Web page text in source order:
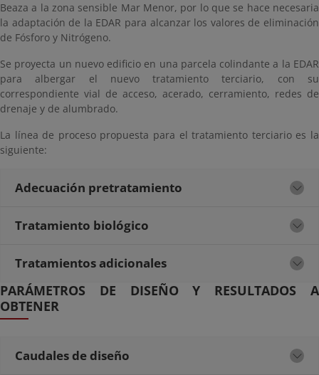
Beaza a la zona sensible Mar Menor, por lo que se hace necesaria
la adaptación de la EDAR para alcanzar los valores de eliminación
de Fósforo y Nitrógeno.
Se proyecta un nuevo edificio en una parcela colindante a la EDAR
para albergar el nuevo tratamiento terciario, con su
correspondiente vial de acceso, acerado, cerramiento, redes de
drenaje y de alumbrado.
La línea de proceso propuesta para el tratamiento terciario es la
siguiente:
Adecuación pretratamiento
Tratamiento biológico
Tratamientos adicionales
PARÁMETROS DE DISEÑO Y RESULTADOS A
OBTENER
Caudales de diseño